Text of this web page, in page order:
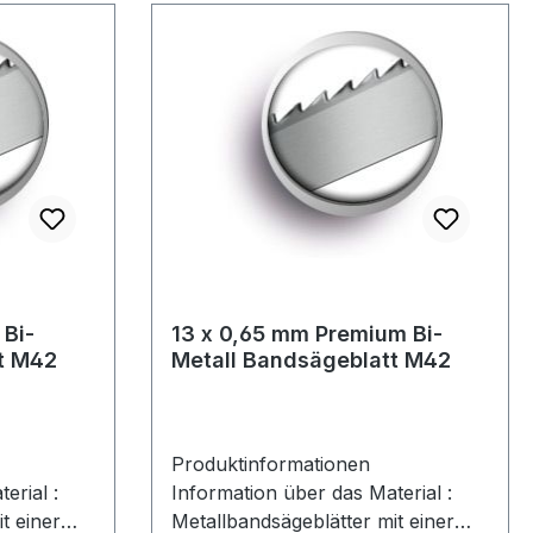
Bi-
M42
:
einer
13 x 0,65 mm Premium Bi-
Metall Bandsägeblatt M42
Produktinformationen
Information über das Material :
Metallbandsägeblätter mit einer